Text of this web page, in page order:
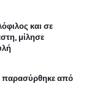
και σε
μίλησε
παρασύρθηκε από